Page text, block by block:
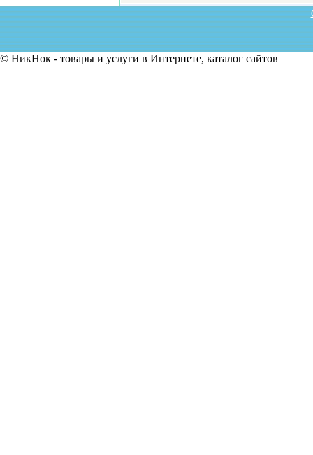
© НикНок - товары и услуги в Интернете, каталог сайтов